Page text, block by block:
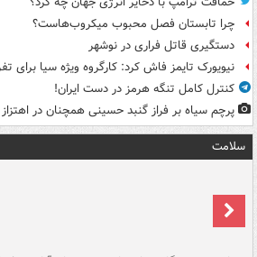
چرا تابستان فصل محبوب میکروب‌هاست؟
دستگیری قاتل فراری در نوشهر
نیویورک تایمز فاش کرد: کارگروه ویژه سیا برای
کنترل کامل تنگه هرمز در دست ایران!
پرچم سیاه بر فراز گنبد حسینی همچنان در
سلامت